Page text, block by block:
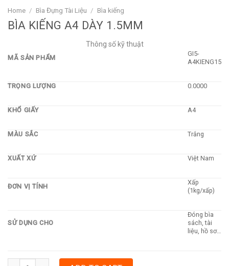
Home / Bìa Đựng Tài Liệu / Bìa kiếng
BÌA KIẾNG A4 DÀY 1.5MM
Thông số kỹ thuật
MÃ SẢN PHẨM
GI5-
A4KIENG15
TRỌNG LƯỢNG 0.0000
KHỔ GIẤY A4
MÀU SẮC Trắng
XUẤT XỨ Việt Nam
ĐƠN VỊ TÍNH
Xấp
(1kg/xấp)
SỬ DỤNG CHO
Đóng bìa
sách, tài
liệu, hồ sơ…
BÌA KIẾNG A4 DÀY 1.5MM quantity